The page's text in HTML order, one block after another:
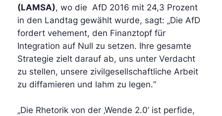
(LAMSA), wo die AfD 2016 mit 24,3 Prozent
in den Landtag gewählt wurde, sagt: „Die AfD
fordert vehement, den Finanztopf für
Integration auf Null zu setzen. Ihre gesamte
Strategie zielt darauf ab, uns unter Verdacht
zu stellen, unsere zivilgesellschaftliche Arbeit
zu diffamieren und lahm zu legen.“
„Die Rhetorik von der ‚Wende 2.0’ ist perfide,